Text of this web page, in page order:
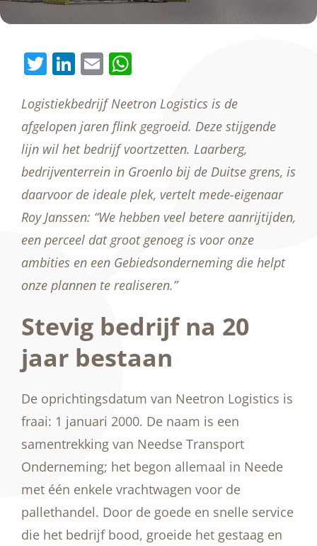
Twitter
LinkedIn
Email
Logistiekbedrijf Neetron Logistics is de
afgelopen jaren flink gegroeid. Deze stijgende
lijn wil het bedrijf voortzetten. Laarberg,
bedrijventerrein in Groenlo bij de Duitse grens, is
daarvoor de ideale plek, vertelt mede-eigenaar
Roy Janssen: “We hebben veel betere aanrijtijden,
een perceel dat groot genoeg is voor onze
ambities en een Gebiedsonderneming die helpt
onze plannen te realiseren.”
Stevig bedrijf na 20
jaar bestaan
De oprichtingsdatum van Neetron Logistics is
fraai: 1 januari 2000. De naam is een
samentrekking van Needse Transport
Onderneming; het begon allemaal in Neede
met één enkele vrachtwagen voor de
pallethandel. Door de goede en snelle service
die het bedrijf bood, groeide het gestaag en